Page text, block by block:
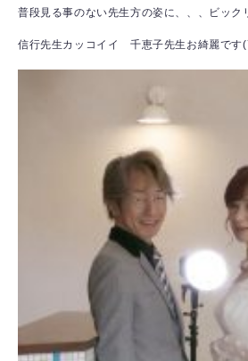
普段見る事のない先生方の姿に、、、ビック
信行先生カッコイイ 千恵子先生お綺麗です